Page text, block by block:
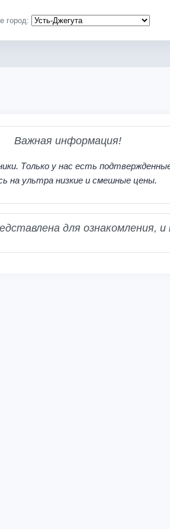
город:
Важная информация!
Только у нас есть
на ультра низкие и смешные цены.
для ознакомления,